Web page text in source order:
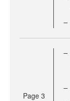
Page 3